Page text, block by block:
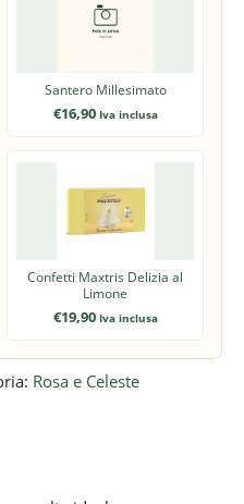
Santero Millesimato
€16,90 Iva inclusa
Confetti Maxtris Delizia al
Limone
€19,90 Iva inclusa
Rosa e Celeste